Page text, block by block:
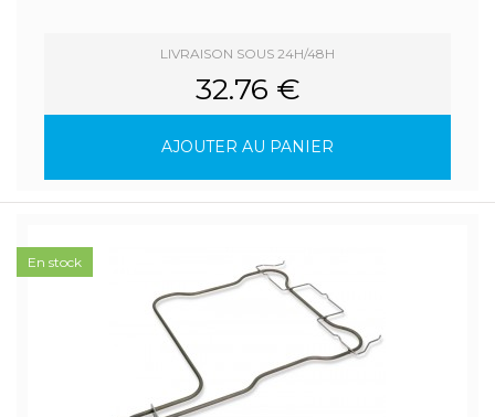
LIVRAISON SOUS 24H/48H
32.76 €
AJOUTER AU PANIER
En stock